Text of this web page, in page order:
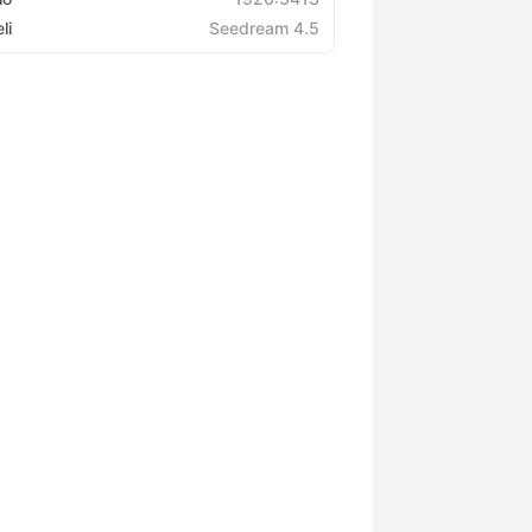
Seedream 4.5